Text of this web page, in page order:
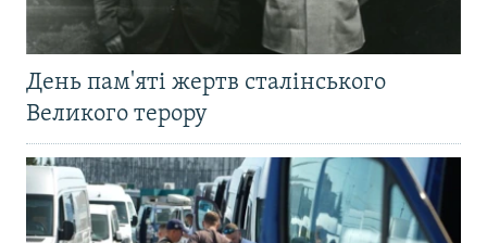
День пам'яті жертв сталінського
Великого терору